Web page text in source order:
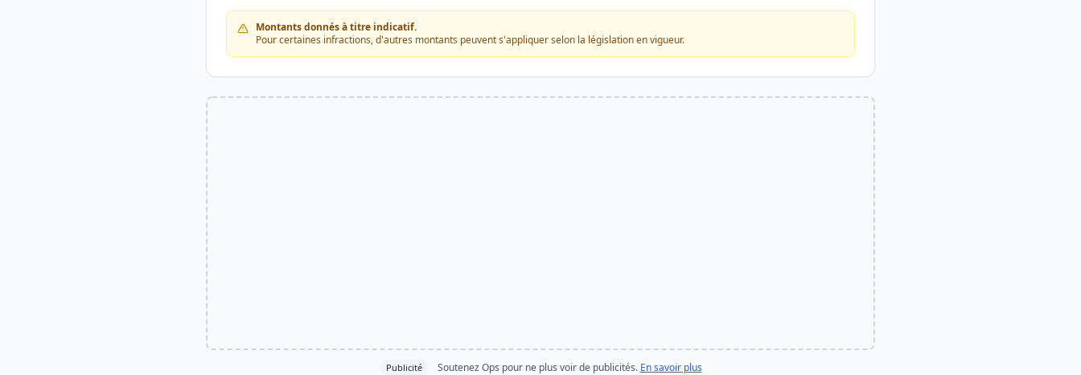
Montants donnés à titre indicatif.
Pour certaines infractions, d'autres montants peuvent s'appliquer selon la législation en vigueur.
Publicité Soutenez Ops pour ne plus voir de publicités. En savoir plus